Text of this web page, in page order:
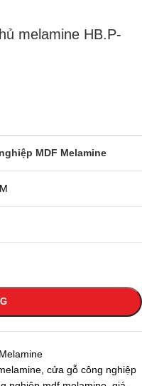
melamine HB.P-
MDF Melamine
cửa gỗ công nghiệp